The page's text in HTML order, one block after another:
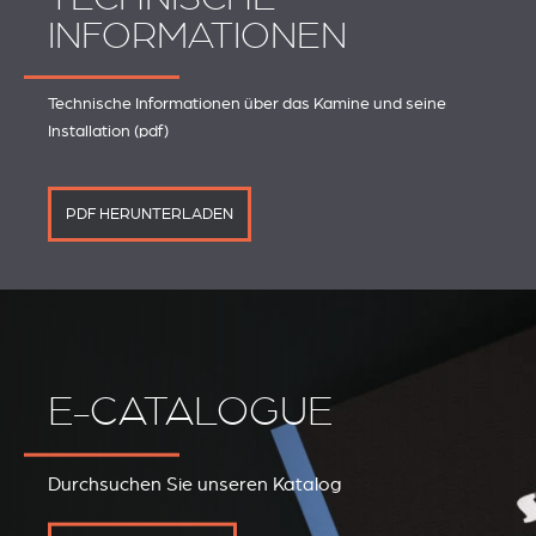
INFORMATIONEN
Technische Informationen über das Kamine und seine
Installation (pdf)
PDF HERUNTERLADEN
E-CATALOGUE
Durchsuchen Sie unseren Katalog